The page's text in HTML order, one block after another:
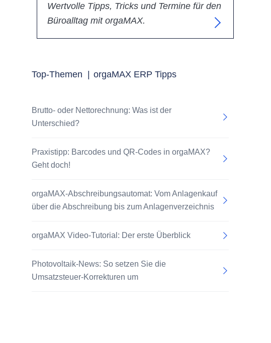
Wertvolle Tipps, Tricks und Termine für den
Büroalltag mit orgaMAX.
Top-Themen orgaMAX ERP Tipps
Brutto- oder Nettorechnung: Was ist der
Unterschied?
Praxistipp: Barcodes und QR-Codes in orgaMAX?
Geht doch!
orgaMAX-Abschreibungsautomat: Vom Anlagenkauf
über die Abschreibung bis zum Anlagenverzeichnis
orgaMAX Video-Tutorial: Der erste Überblick
Photovoltaik-News: So setzen Sie die
Umsatzsteuer-Korrekturen um